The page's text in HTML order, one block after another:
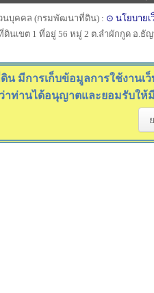
นบุคคล (กรมพัฒนาที่ดิน) : ⊙ นโยบายเ
นเขต 1 ที่อยู่ 56 หมู่ 2 ต.ลำผักกูด อ.ธั
มีการเก็บข้อมูลการใช้งานเ
ว่าท่านได้อนุญาตและยอมรับ